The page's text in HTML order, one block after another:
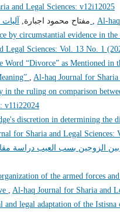
and Legal Sciences: v12i12025
مفتاح محمود اجبارة,
Al-
by circumstantial evidence in
Legal Sciences: Vol. 13 No. 1
Word “Divorce” as Mentioned
Al-haq Journal for
in the ruling on comparison
v11i22024
discretion in determining the
for Sharia and Legal Sciences:
of the armed forces
Al-haq Journal for Sharia and
and legal adaptation of the